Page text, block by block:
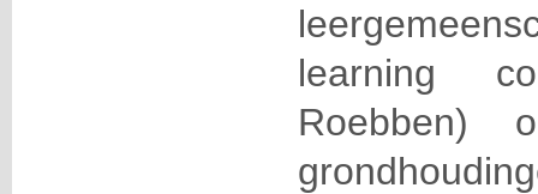
learning
Roebben)